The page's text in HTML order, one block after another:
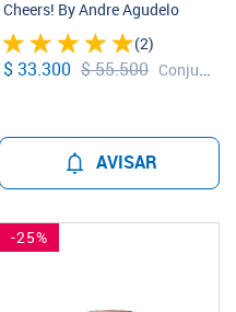
Cheers! By Andre Agudelo
(2)
$ 33.300 $ 55.500 Conjunto
AVISAR
-25%